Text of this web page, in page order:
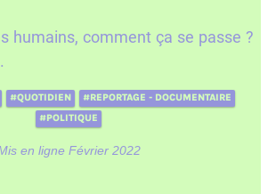
humains, comment ça se passe ?
#QUOTIDIEN
#REPORTAGE - DOCUMENTAIRE
#POLITIQUE
en ligne Février 2022